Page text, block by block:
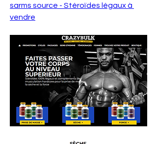
sarms source - Stéroïdes légaux à
vendre